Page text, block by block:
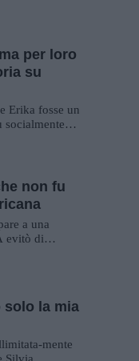
per loro
su
Erika fosse un
socialmente
non fu
a una
evitò di
la mia
mente
Silvia